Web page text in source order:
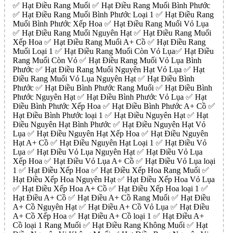
✅ Hạt Điều Rang Muối ✅ Hạt Điều Rang Muối Bình Phước
✅ Hạt Điều Rang Muối Bình Phước Loại 1 ✅ Hạt Điều Rang
Muối Bình Phước Xếp Hoa ✅ Hạt Điều Rang Muối Vỏ Lụa
✅ Hạt Điều Rang Muối Nguyên Hạt ✅ Hạt Điều Rang Muối
Xếp Hoa ✅ Hạt Điều Rang Muối A+ Cồ ✅ Hạt Điều Rang
Muối Loại 1 ✅ Hạt Điều Rang Muối Còn Vỏ Lụa✅ Hạt Điều
Rang Muối Còn Vỏ ✅ Hạt Điều Rang Muối Vỏ Lụa Bình
Phước ✅ Hạt Điều Rang Muối Nguyên Hạt Vỏ Lụa ✅ Hạt
Điều Rang Muối Vỏ Lụa Nguyên Hạt ✅ Hạt Điều Bình
Phước ✅ Hạt Điều Bình Phước Rang Muối ✅ Hạt Điều Bình
Phước Nguyên Hạt ✅ Hạt Điều Bình Phước Vỏ Lụa ✅ Hạt
Điều Bình Phước Xếp Hoa ✅ Hạt Điều Bình Phước A+ Cồ ✅
Hạt Điều Bình Phước loại 1 ✅ Hạt Điều Nguyên Hạt ✅ Hạt
Điều Nguyên Hạt Bình Phước ✅ Hạt Điều Nguyên Hạt Vỏ
Lụa ✅ Hạt Điều Nguyên Hạt Xếp Hoa ✅ Hạt Điều Nguyên
Hạt A+ Cồ ✅ Hạt Điều Nguyên Hạt Loại 1 ✅ Hạt Điều Vỏ
Lụa ✅ Hạt Điều Vỏ Lụa Nguyên Hạt ✅ Hạt Điều Vỏ Lụa
Xếp Hoa ✅ Hạt Điều Vỏ Lụa A+ Cồ ✅ Hạt Điều Vỏ Lụa loại
1 ✅ Hạt Điều Xếp Hoa ✅ Hạt Điều Xếp Hoa Rang Muối ✅
Hạt Điều Xếp Hoa Nguyên Hạt ✅ Hạt Điều Xếp Hoa Vỏ Lụa
✅ Hạt Điều Xếp Hoa A+ Cồ ✅ Hạt Điều Xếp Hoa loại 1 ✅
Hạt Điều A+ Cồ ✅ Hạt Điều A+ Cồ Rang Muối ✅ Hạt Điều
A+ Cồ Nguyên Hạt ✅ Hạt Điều A+ Cồ Vỏ Lụa ✅ Hạt Điều
A+ Cồ Xếp Hoa ✅ Hạt Điều A+ Cồ loại 1 ✅ Hạt Điều A+
Cồ loại 1 Rang Muối ✅ Hạt Điều Rang Không Muối ✅ Hạt